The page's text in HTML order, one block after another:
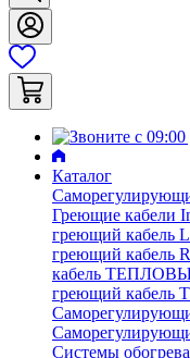
Каталог
Греющие кабели
греющий кабель
греющий кабель
кабель
греющий
Системы